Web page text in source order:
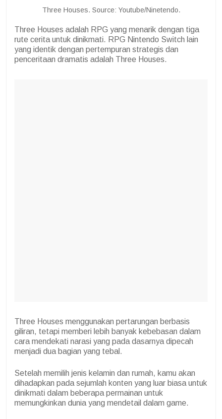
Three Houses. Source: Youtube/Ninetendo.
Three Houses adalah RPG yang menarik dengan tiga
rute cerita untuk dinikmati. RPG Nintendo Switch lain
yang identik dengan pertempuran strategis dan
penceritaan dramatis adalah Three Houses.
Three Houses menggunakan pertarungan berbasis
giliran, tetapi memberi lebih banyak kebebasan dalam
cara mendekati narasi yang pada dasarnya dipecah
menjadi dua bagian yang tebal.
Setelah memilih jenis kelamin dan rumah, kamu akan
dihadapkan pada sejumlah konten yang luar biasa untuk
dinikmati dalam beberapa permainan untuk
memungkinkan dunia yang mendetail dalam game.